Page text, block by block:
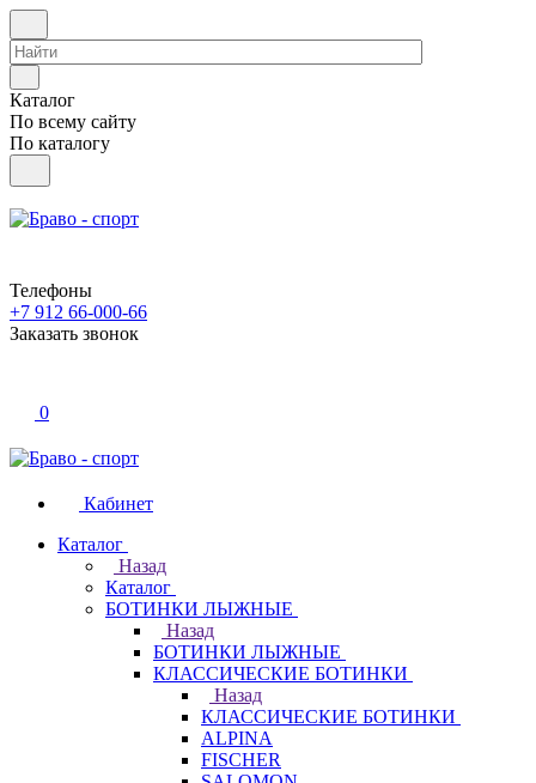
Каталог
По всему сайту
По каталогу
Телефоны
+7 912 66-000-66
Заказать звонок
0
Кабинет
Каталог
Назад
Каталог
БОТИНКИ ЛЫЖНЫЕ
Назад
БОТИНКИ ЛЫЖНЫЕ
КЛАССИЧЕСКИЕ БОТИНКИ
Назад
КЛАССИЧЕСКИЕ БОТИНКИ
ALPINA
FISCHER